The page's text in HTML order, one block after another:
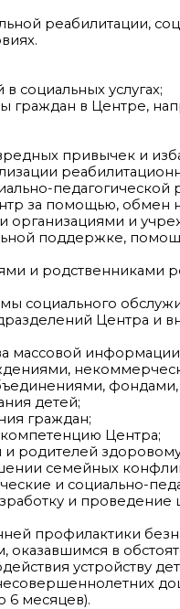
реабилитации,
социальных услугах;
в Центре,
привычек и
педагогической
за помощью,
организациями и
поддержке,
и
социального
Центра
массовой
детей;
граждан;
Центра;
родителей
семейных
и социально-
и проведение
профилактики
в
устройству
6 месяцев).